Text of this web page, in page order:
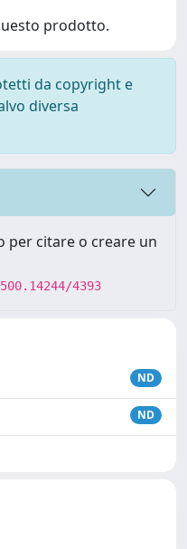
prodotto.
da copyright e
diversa
per citare o creare un
4393
ND
ND